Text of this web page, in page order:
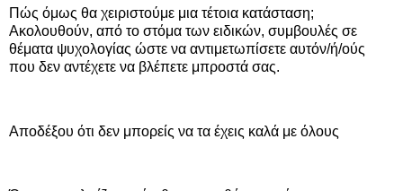
Πώς όμως θα χειριστούμε μια τέτοια κατάσταση;
Ακολουθούν, από το στόμα των ειδικών, συμβουλές σε
θέματα ψυχολογίας ώστε να αντιμετωπίσετε αυτόν/ή/ούς
που δεν αντέχετε να βλέπετε μπροστά σας.
Αποδέξου ότι δεν μπορείς να τα έχεις καλά με όλους